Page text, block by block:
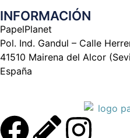
INFORMACIÓN
PapelPlanet
Pol. Ind. Gandul – Calle
41510 Mairena del Alcor
España